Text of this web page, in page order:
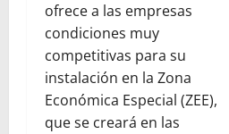
ofrece a las empresas
condiciones muy
competitivas para su
instalación en la Zona
Económica Especial (ZEE),
que se creará en las